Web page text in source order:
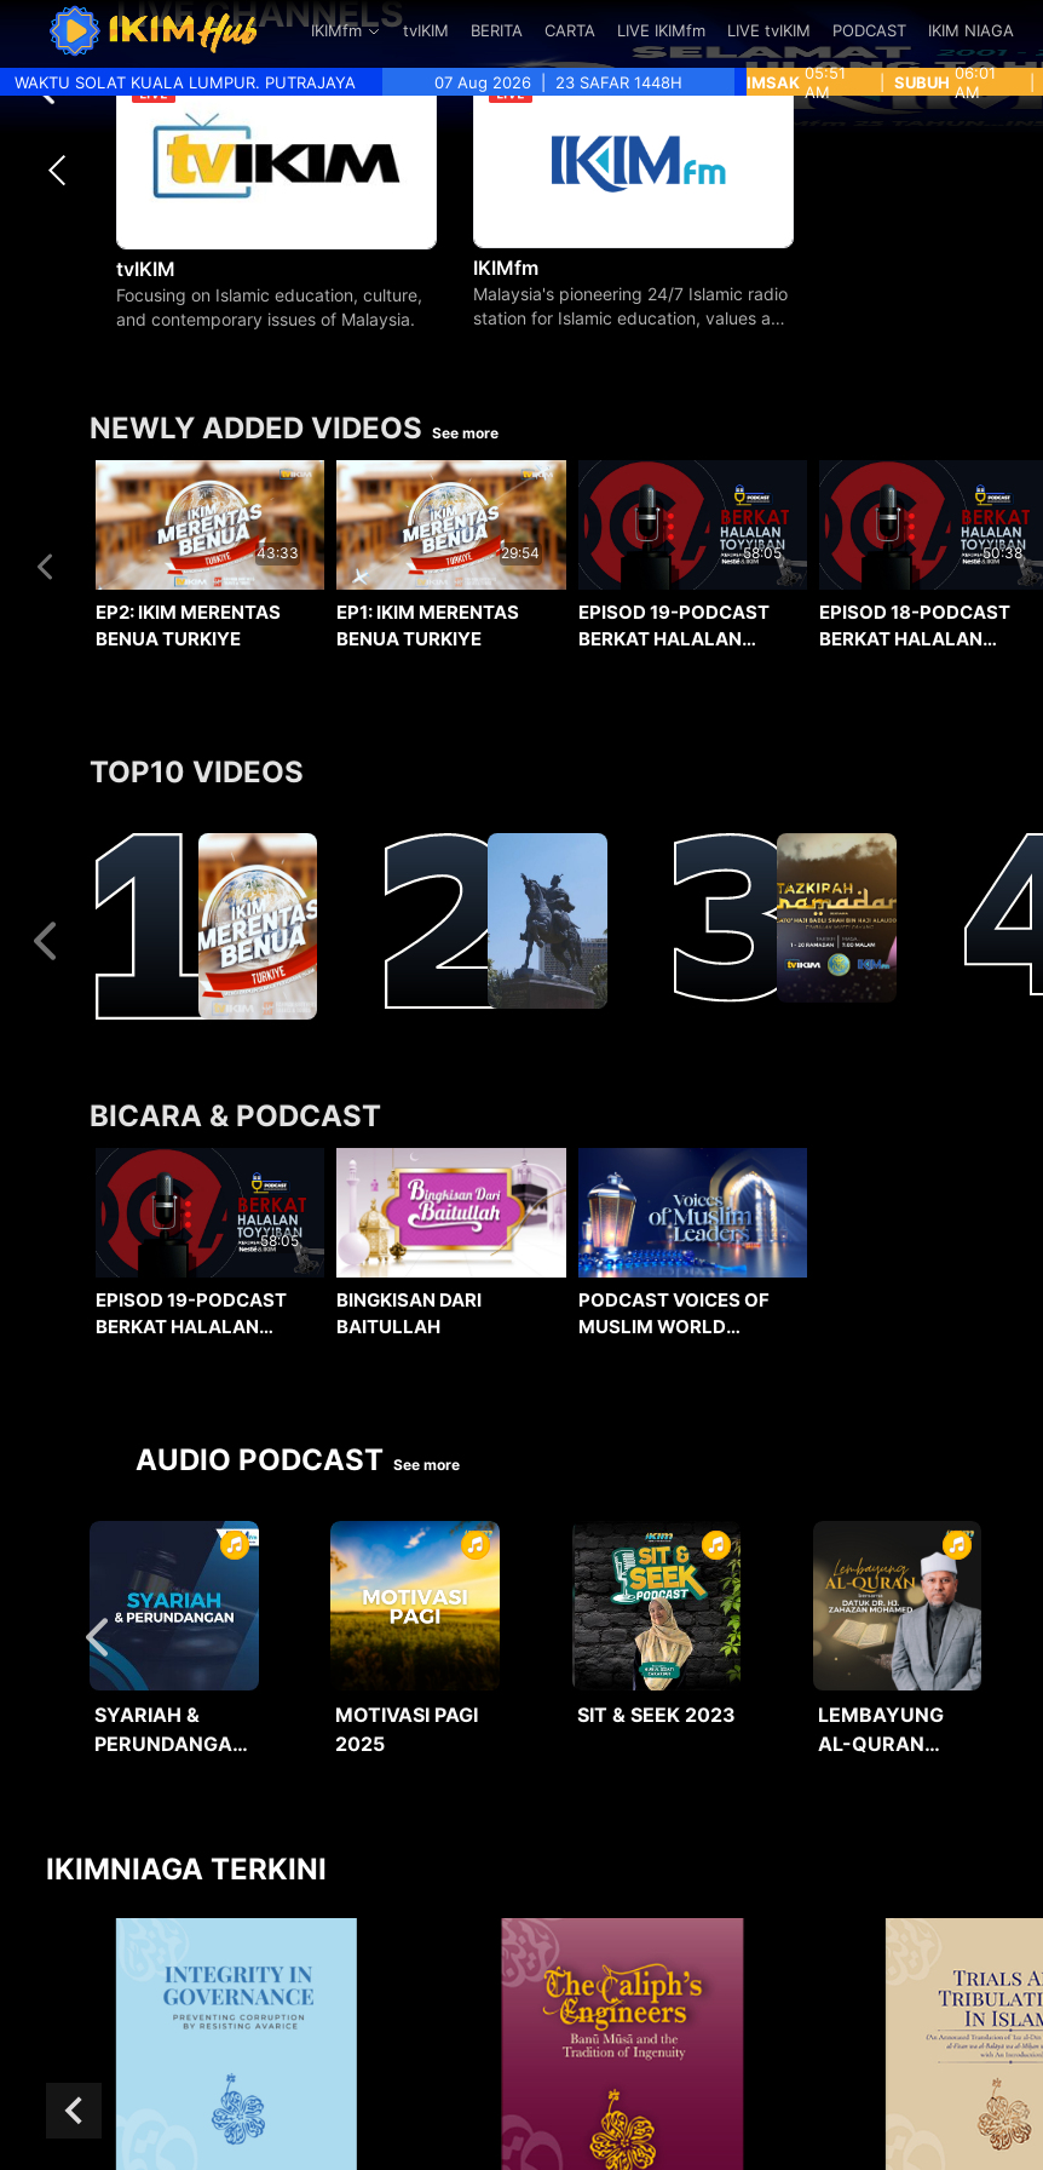
IKIMfm tvIKIM BERITA CARTA LIVE IKIMfm LIVE tvIKIM PODCAST IKIM NIAGA
WAKTU SOLAT KUALA LUMPUR. PUTRAJAYA 07 Aug 2026 23 SAFAR 1448H IMSAK 05:51
AM
SUBUH 06:01
AM
LIVE CHANNELS
tvIKIM
Focusing on Islamic education, culture,
and contemporary issues of Malaysia.
IKIMfm
Malaysia's pioneering 24/7 Islamic radio
station for Islamic education, values and
NEWLY ADDED VIDEOS See more
43:33
EP2: IKIM MERENTAS
BENUA TURKIYE
29:54
EP1: IKIM MERENTAS
BENUA TURKIYE
58:05
EPISOD 19-PODCAST
BERKAT HALALAN
50:38
EPISOD 18-PODCAST
BERKAT HALALAN
TOP10 VIDEOS
BICARA & PODCAST
58:05
EPISOD 19-PODCAST
BERKAT HALALAN
BINGKISAN DARI
BAITULLAH
PODCAST VOICES OF
MUSLIM WORLD
AUDIO PODCAST See more
SYARIAH &
PERUNDANGAN
MOTIVASI PAGI
2025
SIT & SEEK 2023
LEMBAYUNG
AL-QURAN
IKIMNIAGA TERKINI